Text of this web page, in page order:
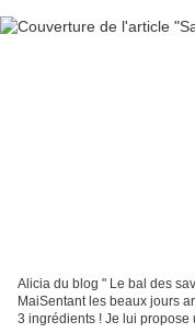
Alicia du blog " Le bal des
MaiSentant les beaux jours
3 ingrédients ! Je lui propose